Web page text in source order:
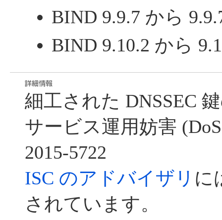
BIND 9.9.7 から
BIND 9.10.2 から
細工された DNSSEC
サービス運用妨害
2015-5722
ISC のアドバイザリ に
されています。